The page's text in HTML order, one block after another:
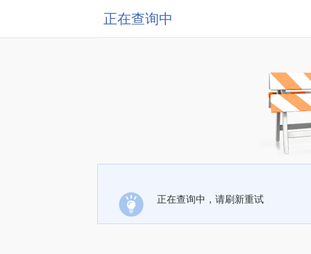
正在查询中
正在查询中，请刷新重试